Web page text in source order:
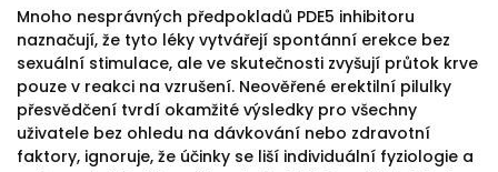
Mnoho nesprávných předpokladů PDE5 inhibitoru
naznačují, že tyto léky vytvářejí spontánní erekce bez
sexuální stimulace, ale ve skutečnosti zvyšují průtok krve
pouze v reakci na vzrušení. Neověřené erektilní pilulky
přesvědčení tvrdí okamžité výsledky pro všechny
uživatele bez ohledu na dávkování nebo zdravotní
faktory, ignoruje, že účinky se liší individuální fyziologie a